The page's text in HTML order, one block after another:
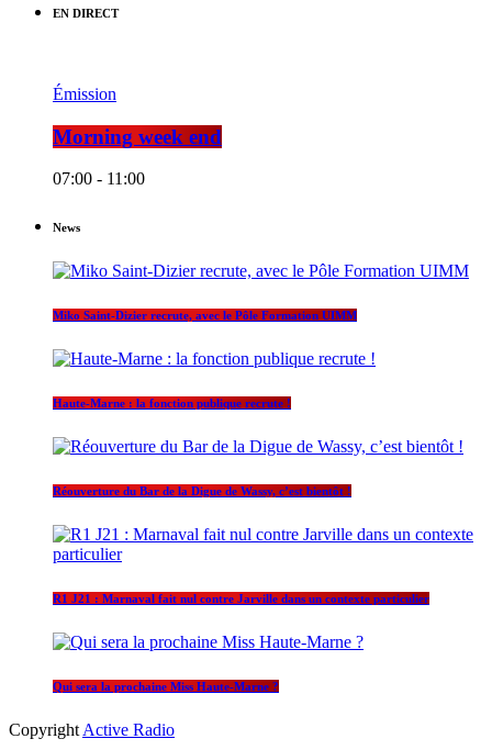
EN DIRECT
Émission
Morning week end
07:00 - 11:00
News
Miko Saint-Dizier recrute, avec le Pôle Formation UIMM
Haute-Marne : la fonction publique recrute !
Réouverture du Bar de la Digue de Wassy, c’est bientôt !
R1 J21 : Marnaval fait nul contre Jarville dans un contexte particulier
Qui sera la prochaine Miss Haute-Marne ?
Copyright Active Radio